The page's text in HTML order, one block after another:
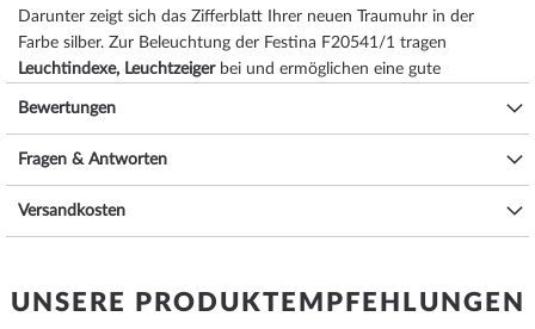
Darunter zeigt sich das Zifferblatt Ihrer neuen Traumuhr in der
Farbe silber. Zur Beleuchtung der Festina F20541/1 tragen
Leuchtindexe, Leuchtzeigerbei und ermöglichen eine gute
Das Herzstück dieses Zeitmessers ist ein
Quarz Uhrwerk (mit Batterie)
, das, wie für Festina Uhren üblich,
eine präzise Zeitmessung garantiert und folgende Funktionen
bereitstellt:24-Stunden, Chronograph, Datum, Minute, Sekunde,
Stunde.
ATM (Prüfdruck) , wie Sie der nachfolgenden Liste entnehmen
Bewertungen
Fragen & Antworten
Versandkosten
UNSERE PRODUKTEMPFEHLUNGEN